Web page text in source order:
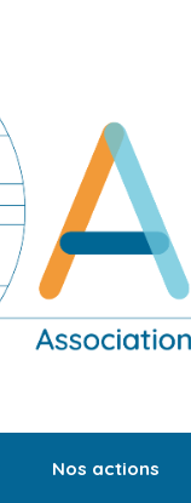
Nos actions